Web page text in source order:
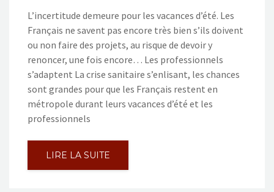
L’incertitude demeure pour les vacances d’été. Les
Français ne savent pas encore très bien s’ils doivent
ou non faire des projets, au risque de devoir y
renoncer, une fois encore… Les professionnels
s’adaptent La crise sanitaire s’enlisant, les chances
sont grandes pour que les Français restent en
métropole durant leurs vacances d’été et les
professionnels
LIRE LA SUITE